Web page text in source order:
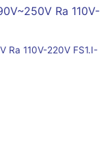
Ra 110V-220V FS1.I-